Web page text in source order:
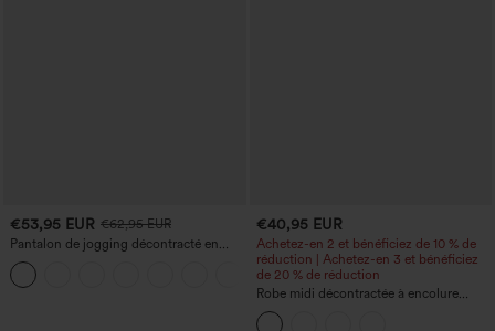
€53,95 EUR €62,95 EUR
Pantalon de jogging décontracté en
French terry à imprimé denim, taille mi-
haute, style jean, avec poches
€40,95 EUR
Achetez-en 2 et bénéficiez de 10 % de
réduction | Achetez-en 3 et bénéficiez
de 20 % de réduction
Robe midi décontractée à encolure
ronde, sans manches, avec soutien-
gorge intégré et ourlet à volants